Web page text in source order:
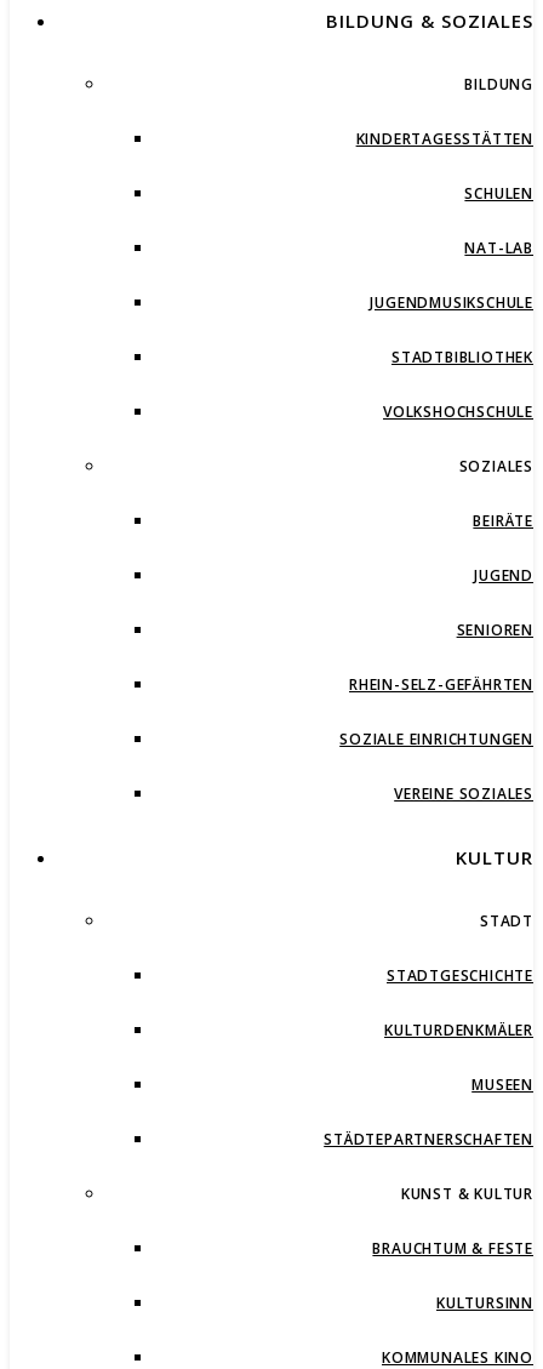
BILDUNG & SOZIALES
BILDUNG
KINDERTAGESSTÄTTEN
SCHULEN
NAT-LAB
JUGENDMUSIKSCHULE
STADTBIBLIOTHEK
VOLKSHOCHSCHULE
SOZIALES
BEIRÄTE
JUGEND
SENIOREN
RHEIN-SELZ-GEFÄHRTEN
SOZIALE EINRICHTUNGEN
VEREINE SOZIALES
KULTUR
STADT
STADTGESCHICHTE
KULTURDENKMÄLER
MUSEEN
STÄDTEPARTNERSCHAFTEN
KUNST & KULTUR
BRAUCHTUM & FESTE
KULTURSINN
KOMMUNALES KINO